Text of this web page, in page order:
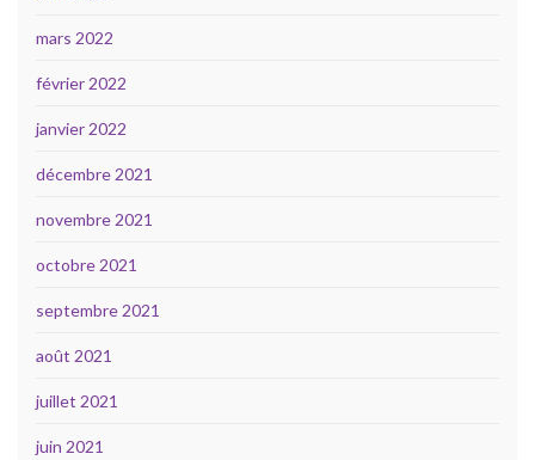
mars 2022
février 2022
janvier 2022
décembre 2021
novembre 2021
octobre 2021
septembre 2021
août 2021
juillet 2021
juin 2021